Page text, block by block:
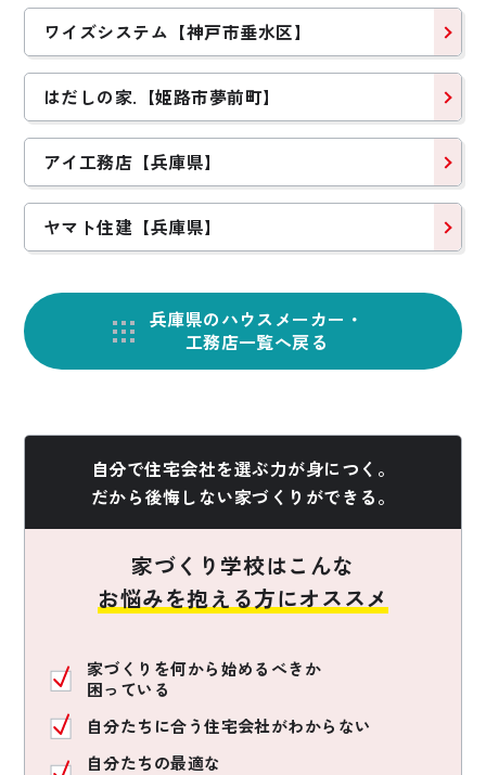
ワイズシステム【神戸市垂水区】
はだしの家.【姫路市夢前町】
アイ工務店【兵庫県】
ヤマト住建【兵庫県】
兵庫県のハウスメーカー・
工務店一覧へ戻る
自分で住宅会社を選ぶ力が身につく。
だから後悔しない家づくりができる。
家づくり学校はこんな
お悩みを抱える方にオススメ
家づくりを何から始めるべきか
困っている
自分たちに合う住宅会社がわからない
自分たちの最適な